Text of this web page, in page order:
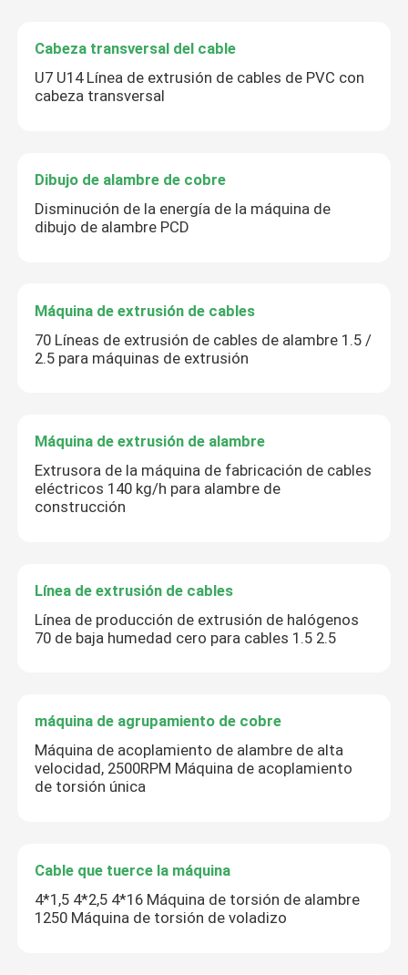
Cabeza transversal del cable
U7 U14 Línea de extrusión de cables de PVC con
cabeza transversal
Dibujo de alambre de cobre
Disminución de la energía de la máquina de
dibujo de alambre PCD
Máquina de extrusión de cables
70 Líneas de extrusión de cables de alambre 1.5 /
2.5 para máquinas de extrusión
Máquina de extrusión de alambre
Extrusora de la máquina de fabricación de cables
eléctricos 140 kg/h para alambre de
construcción
Línea de extrusión de cables
Línea de producción de extrusión de halógenos
70 de baja humedad cero para cables 1.5 2.5
máquina de agrupamiento de cobre
Máquina de acoplamiento de alambre de alta
velocidad, 2500RPM Máquina de acoplamiento
de torsión única
Cable que tuerce la máquina
4*1,5 4*2,5 4*16 Máquina de torsión de alambre
1250 Máquina de torsión de voladizo